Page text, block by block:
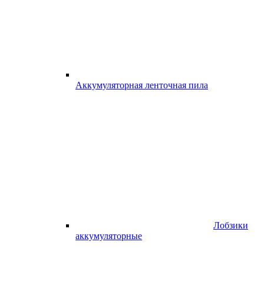
Аккумуляторная ленточная пила
Лобзики
аккумуляторные